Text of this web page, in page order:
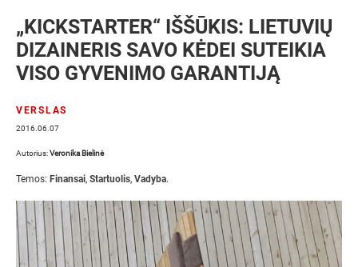
„KICKSTARTER“ IŠŠŪKIS: LIETUVIŲ
DIZAINERIS SAVO KĖDEI SUTEIKIA
VISO GYVENIMO GARANTIJĄ
VERSLAS
2016.06.07
Autorius:Veronika Bielinė
Temos: Finansai, Startuolis, Vadyba.